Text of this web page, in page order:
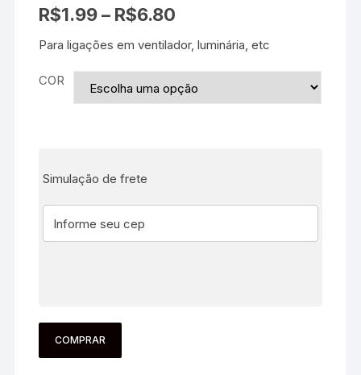
R$1.99– R$6.80
Para ligações em ventilador, luminária, etc
COR
Simulação de frete
COMPRAR